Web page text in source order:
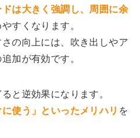
は大きく強調し、周囲に余
すくなります。
の向上には、吹き出しやア
加が有効です。
と逆効果になります。
使う」といったメリハリ を